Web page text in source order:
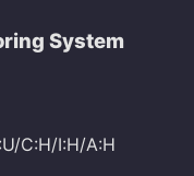
System
C:H/I:H/A:H